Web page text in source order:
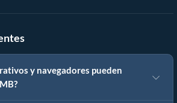
y navegadores pueden